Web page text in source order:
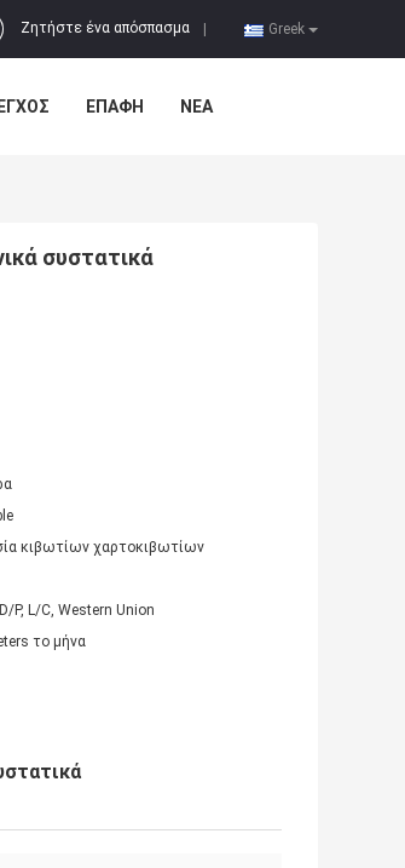
Greek
Ζητήστε ένα απόσπασμα
ΕΠΑΦΉ ΝΈΑ
συστατικά
κιβωτίων χαρτοκιβωτίων
P, L/C, Western Union
το μήνα